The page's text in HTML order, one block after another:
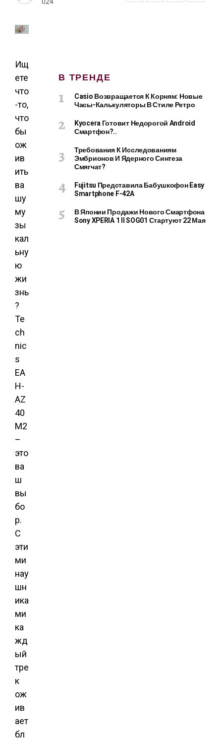
Ищ
ете
что
-то,
что
бы
ож
ив
ить
ва
шу
му
зы
кал
ьну
ю
жи
знь
?
Te
ch
nic
s
EA
H-
AZ
40
M2
–
это
ва
ш
вы
бо
р.
С
эти
ми
нау
шн
ика
ми
ка
жд
ый
тре
к
ож
ив
ает
бл
В ТРЕНДЕ
Casio Возвращается К Корням: Новые
Часы-Калькуляторы В Стиле Ретро
Kyocera Готовит Недорогой Android
Смартфон?..
Требования К Исследованиям
Эмбрионов И Ядерного Синтеза
Смягчат?
Fujitsu Представила Бабушкофон Easy
Smartphone F-42A
В Японии Продажи Нового Смартфона
Sony XPERIA 1 II SOG01 Стартуют 22 Мая